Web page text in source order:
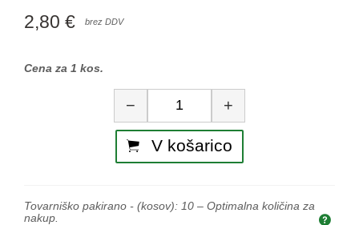
2,80 € brez DDV
Cena za 1 kos.
Količina
− +
V košarico
Tovarniško pakirano - (kosov): 10 – Optimalna količina za
nakup.